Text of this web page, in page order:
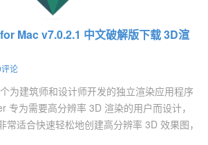
Mac v7.0.2.1 中文破解版下载 3D渲
论
为建筑师和设计师开发的独立渲染应用程序
专为需要高分辨率 3D 渲染的用户而设计，
适合快速轻松地创建高分辨率 3D 效果图，